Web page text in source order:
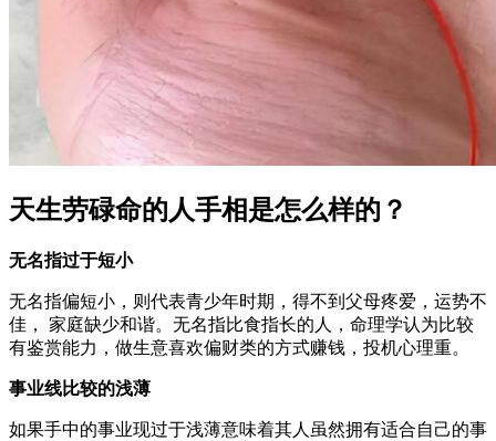
天生劳碌命的人手相是怎么样的？
无名指过于短小
无名指偏短小，则代表青少年时期，得不到父母疼爱，运势不
佳， 家庭缺少和谐。无名指比食指长的人，命理学认为比较
有鉴赏能力，做生意喜欢偏财类的方式赚钱，投机心理重。
事业线比较的浅薄
如果手中的事业现过于浅薄意味着其人虽然拥有适合自己的事